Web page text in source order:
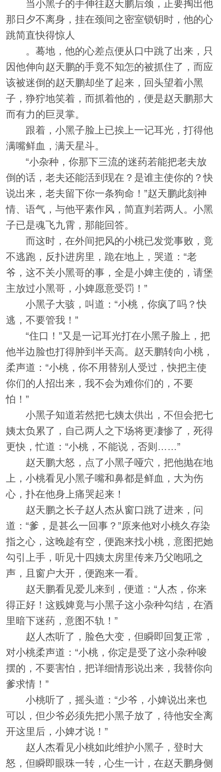
当小黑子的手伸往赵天鹏后颈，正要掏出他
那日夕不离身，挂在颈间之密室锁钥时，他的心
跳简直快得惊人
。蓦地，他的心差点便从口中跳了出来，只
因他伸向赵天鹏的手竟不知怎的被抓住了，而应
该被迷倒的赵天鹏却坐了起来，回头望着小黑
子，狰狞地笑着，而抓着他的，便是赵天鹏那大
而有力的巨灵掌。
跟着，小黑子脸上已挨上一记耳光，打得他
满嘴鲜血，满天星斗。
“小杂种，你那下三流的迷药若能把老夫放
倒的话，老夫还能活到现在？是谁主使你的？快
说出来，老夫留下你一条狗命！”赵天鹏此刻神
情、语气，与他平素作风，简直判若两人。小黑
子已是魂飞九霄，那能回答。
而这时，在外间把风的小桃已发觉事败，竟
不逃跑，反扑进房里，跪在地上，哭道：“老
爷，这不关小黑哥的事，全是小婢主使的，请堡
主放过小黑哥，小婢愿意受罚！”
小黑子大骇，叫道：“小桃，你疯了吗？快
逃，不要管我！”
“住口！”又是一记耳光打在小黑子脸上，把
他半边脸也打得肿到半天高。赵天鹏转向小桃，
柔声道：“小桃，你不用替别人受过，快把主使
你们的人招出来，我不会为难你们的，不要
怕！”
小黑子知道若然把七姨太供出，不但会把七
姨太负累了，自己两人之下场将更凄惨了，死得
更快，忙道：“小桃，不能说，否则……”
赵天鹏大怒，点了小黑子哑穴，把他抛在地
上，小桃看见小黑子嘴和鼻都是鲜血，大为伤
心，扑在他身上痛哭起来！
赵天鹏之长子赵人杰从窗口跳了进来，问
道：“爹，是甚么一回事？”原来他对小桃久存染
指之心，这晚趁有空，便跑来找小桃，意图把她
勾引上手，听见十四姨太房里传来乃父咆吼之
声，且窗户大开，便跑来一看。
赵天鹏看见爱儿来到，便道：“人杰，你来
得正好！这贱婢竟与小黑子这小杂种勾结，在酒
里暗下迷药，意图不轨！”
赵人杰听了，脸色大变，但瞬即回复正常，
对小桃柔声道：“小桃，你定是受了这小杂种唆
摆的，不要害怕，把详细情形说出来，我替你向
爹求情！”
小桃听了，摇头道：“少爷，小婢说出来也
可以，但少爷必须先把小黑子放了，待他安全离
开这里后，小婢才说！”
赵人杰看见小桃如此维护小黑子，登时大
怒，但瞬即眼珠一转，心生一计，在赵天鹏身侧